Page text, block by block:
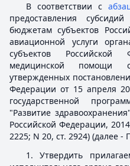
В соответствии с
предоставления
бюджетам субъектов
авиационной услуги
субъектов
медицинской помощи
утвержденных
Федерации от 15 апреля
государственной
"Развитие
Российской Федерации,
2225; N 20, ст. 2924) (далее
1. Утвердить